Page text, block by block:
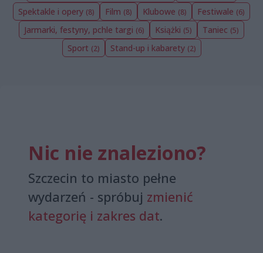
Spektakle i opery (8) Film (8) Klubowe (8) Festiwale (6)
Jarmarki, festyny, pchle targi (6) Książki (5) Taniec (5)
Sport (2) Stand-up i kabarety (2)
Nic nie znaleziono?
Szczecin to miasto pełne
wydarzeń - spróbuj zmienić
kategorię i zakres dat.